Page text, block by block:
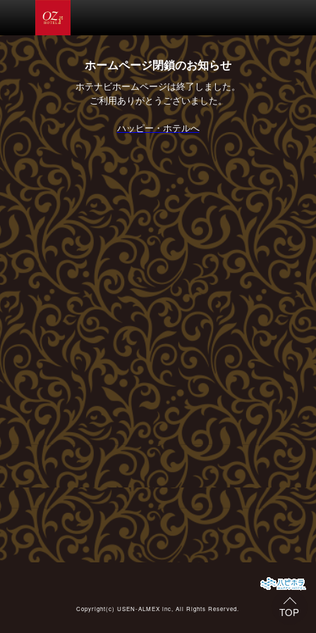
ホームページ閉鎖のお知らせ
ホテナビホームページは終了しました。
ご利用ありがとうございました。
ハッピー・ホテルへ
Copyright(c)USEN-ALMEX inc, All Rights Reserved.